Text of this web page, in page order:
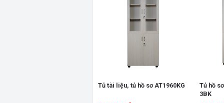
Tủ tài liệu, tủ hồ sơ AT1960KG
Tủ hồ
3BK